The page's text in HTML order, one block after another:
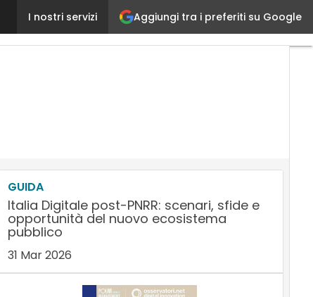
Aggiungi tra i preferiti su Google
I nostri servizi
Quali sono le caratteristiche del mercato del
GUIDA
Italia Digitale post-PNRR: scenari, sfide e
opportunità del nuovo ecosistema
pubblico
31 Mar 2026